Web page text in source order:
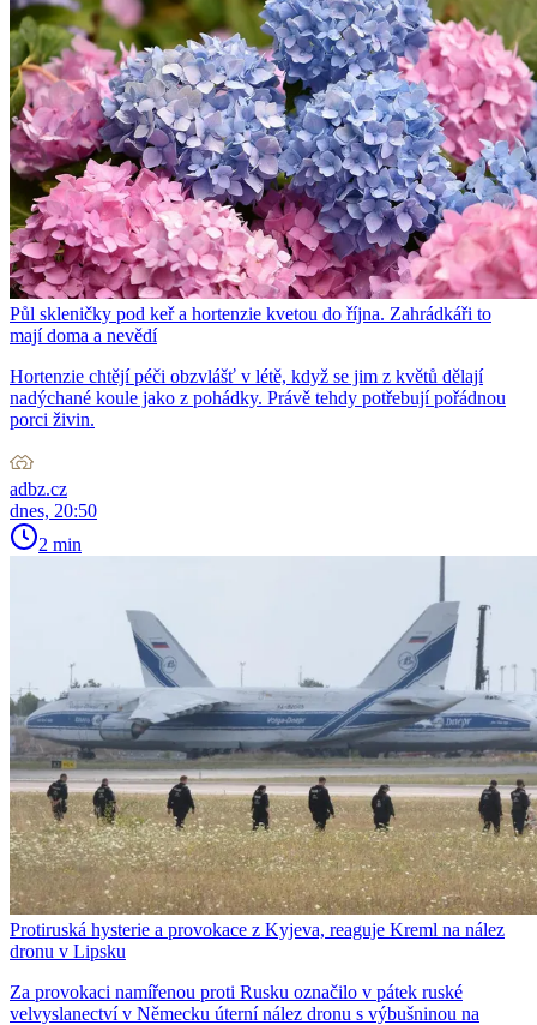
Půl skleničky pod keř a hortenzie kvetou do října. Zahrádkáři to
mají doma a nevědí
Hortenzie chtějí péči obzvlášť v létě, když se jim z květů dělají
nadýchané koule jako z pohádky. Právě tehdy potřebují pořádnou
porci živin.
adbz.cz
dnes, 20:50
2 min
Protiruská hysterie a provokace z Kyjeva, reaguje Kreml na nález
dronu v Lipsku
Za provokaci namířenou proti Rusku označilo v pátek ruské
velvyslanectví v Německu úterní nález dronu s výbušninou na